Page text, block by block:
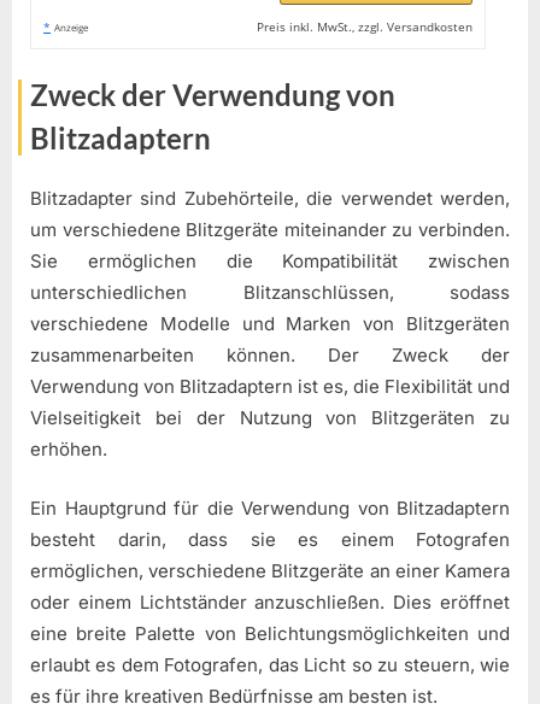
* Anzeige Preis inkl. MwSt., zzgl. Versandkosten
Zweck der Verwendung von
Blitzadaptern
Blitzadapter sind Zubehörteile, die verwendet werden,
um verschiedene Blitzgeräte miteinander zu verbinden.
Sie ermöglichen die Kompatibilität zwischen
unterschiedlichen Blitzanschlüssen, sodass
verschiedene Modelle und Marken von Blitzgeräten
zusammenarbeiten können. Der Zweck der
Verwendung von Blitzadaptern ist es, die Flexibilität und
Vielseitigkeit bei der Nutzung von Blitzgeräten zu
erhöhen.
Ein Hauptgrund für die Verwendung von Blitzadaptern
besteht darin, dass sie es einem Fotografen
ermöglichen, verschiedene Blitzgeräte an einer Kamera
oder einem Lichtständer anzuschließen. Dies eröffnet
eine breite Palette von Belichtungsmöglichkeiten und
erlaubt es dem Fotografen, das Licht so zu steuern, wie
es für ihre kreativen Bedürfnisse am besten ist.